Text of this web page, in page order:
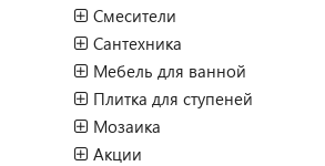
Смесители
Сантехника
Мебель для ванной
Плитка для ступеней
Мозаика
Акции